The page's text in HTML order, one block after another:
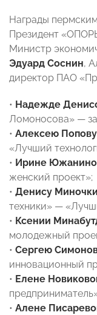
Награды
Президент
Министр
Эдуард Соснин,
директор ПАО
• Надежде
Ломоносова» —
• Алексею Попову
«Лучший
• Ирине
женский проект»;
• Денису
техники» —
• Ксении
молодежный
• Сергею
инновационный
• Елене
• Алене